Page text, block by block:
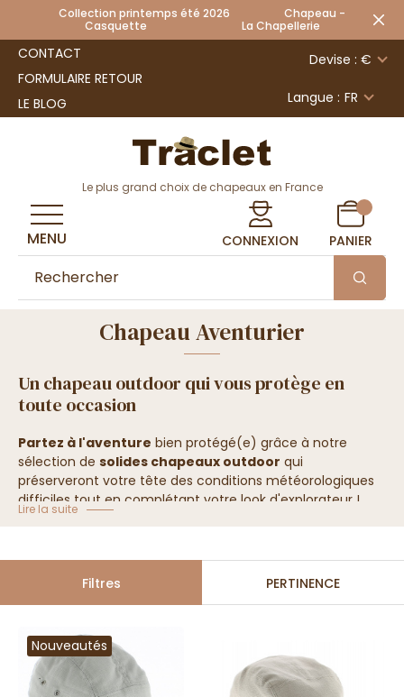
Collection printemps été 2026 Chapeau -
Casquette La Chapellerie
CONTACT
FORMULAIRE RETOUR
LE BLOG
Devise : €
Langue : FR
Le plus grand choix de chapeaux en France
CONNEXION PANIER
MENU
Chapeau Aventurier
Un chapeau outdoor qui vous protège en
toute occasion
Partez à l'aventure bien protégé(e) grâce à notre
sélection de solides chapeaux outdoor qui
préserveront votre tête des conditions météorologiques
difficiles tout en complétant votre look d'explorateur !
Collection Chapeau Aventurier
Lire la suite
Filtres PERTINENCE
Nouveautés